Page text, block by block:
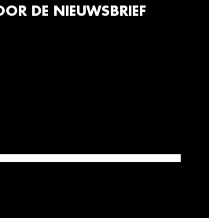
DE NIEUWSBRIEF